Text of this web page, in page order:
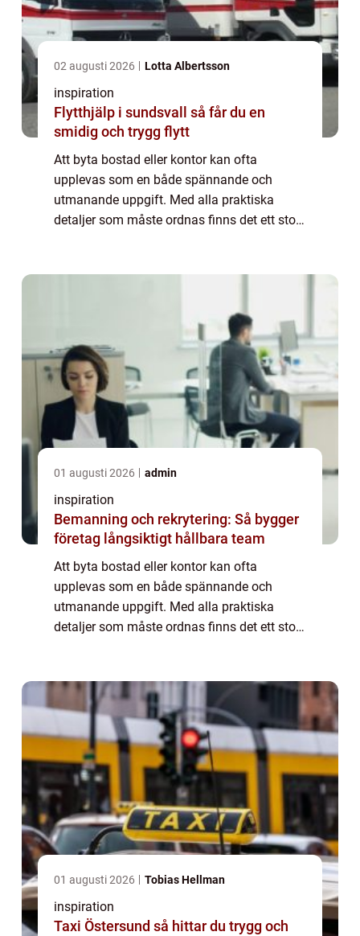
02 augusti 2026 Lotta Albertsson
inspiration
Flytthjälp i sundsvall så får du en
smidig och trygg flytt
Att byta bostad eller kontor kan ofta
upplevas som en både spännande och
utmanande uppgift. Med alla praktiska
detaljer som måste ordnas finns det ett stort
01 augusti 2026 admin
inspiration
Bemanning och rekrytering: Så bygger
företag långsiktigt hållbara team
Att byta bostad eller kontor kan ofta
upplevas som en både spännande och
utmanande uppgift. Med alla praktiska
detaljer som måste ordnas finns det ett stort
01 augusti 2026 Tobias Hellman
inspiration
Taxi Östersund så hittar du trygg och